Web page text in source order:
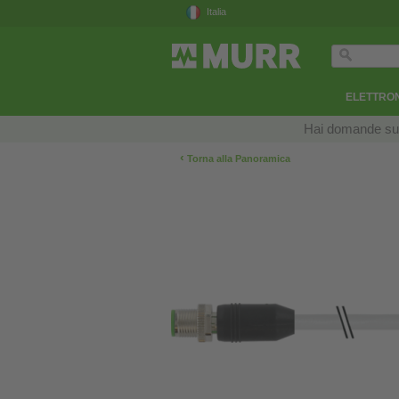
Italia
Hai domande
‹ Torna alla Panoramica